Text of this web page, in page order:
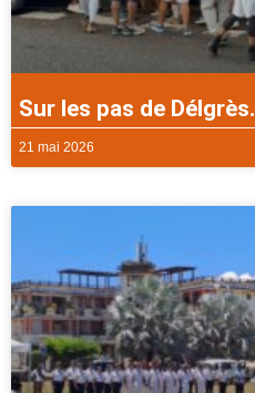
Sur les pas de Délgrès.
21 mai 2026